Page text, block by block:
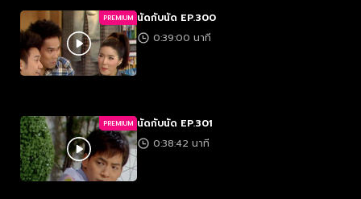
PREMIUM นัดกับนัด EP.300
0:39:00 นาที
PREMIUM นัดกับนัด EP.301
0:38:42 นาที